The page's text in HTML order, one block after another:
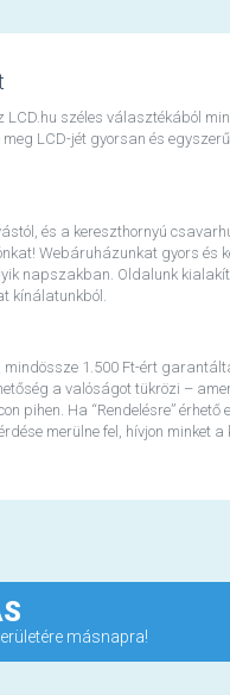
LCD.hu széles választékából
LCD-jét gyorsan és
és a kereszthornyú
Webáruházunkat gyors és
napszakban. Oldalunk
kínálatunkból.
1.500 Ft-ért
a valóságot tükrözi –
pihen. Ha “Rendelésre” érhető
merülne fel, hívjon minket a
másnapra!